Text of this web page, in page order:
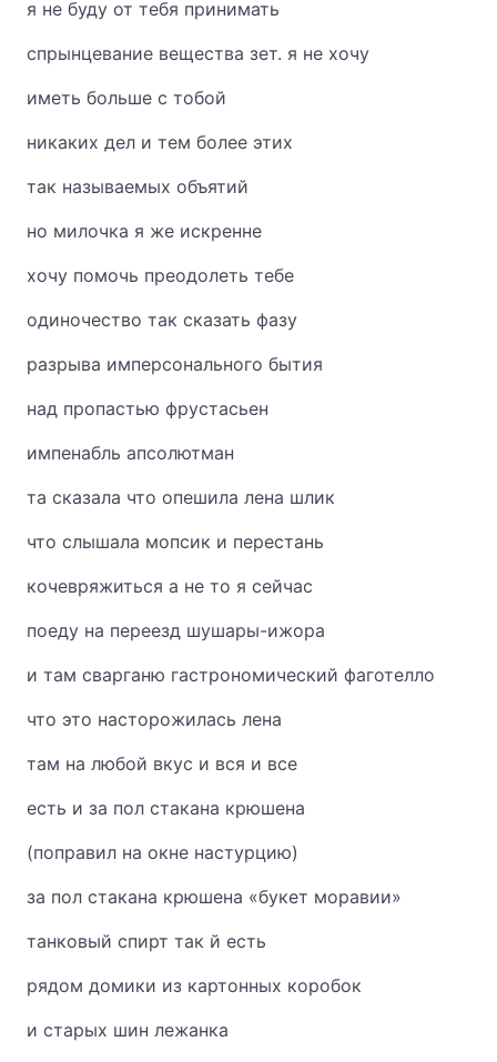
я не буду от тебя принимать
спрынцевание вещества зет. я не хочу
иметь больше с тобой
никаких дел и тем более этих
так называемых объятий
но милочка я же искренне
хочу помочь преодолеть тебе
одиночество так сказать фазу
разрыва имперсонального бытия
над пропастью фрустасьен
импенабль апсолютман
та сказала что опешила лена шлик
что слышала мопсик и перестань
кочевряжиться а не то я сейчас
поеду на переезд шушары-ижора
и там сварганю гастрономический фаготелло
что это насторожилась лена
там на любой вкус и вся и все
есть и за пол стакана крюшена
(поправил на окне настурцию)
за пол стакана крюшена «букет моравии»
танковый спирт так й есть
рядом домики из картонных коробок
и старых шин лежанка